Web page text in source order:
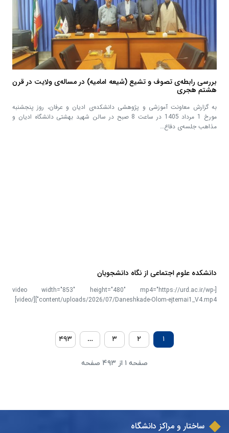
بررسی رابطه‌ی تصوف و تشیع (شیعه امامیه) در مساله‌ی ولایت در قرن
هشتم هجری
به گزارش معاونت آموزشی و پژوهشی دانشکده‌ی ادیان و عرفان، روز پنجشنبه
مورخ 1 مرداد 1405 در ساعت 8 صبح در سالن شهید بهشتی دانشگاه ادیان و
مذاهب جلسه‌ی دفاع…
دانشکده علوم اجتماعی از نگاه دانشجویان
[video width="853" height="480" mp4="https://urd.ac.ir/wp-
content/uploads/2026/07/Daneshkade-Olom-ejtemai1_V4.mp4"][/video]
صفحه ۱ از ۴۹۳ صفحه
۱ ۲ ۳ … ۴۹۳
ساختار و مراکز دانشگاه